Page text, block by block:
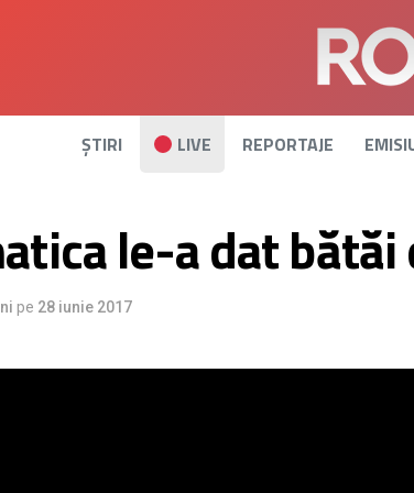
ȘTIRI LIVE REPORTAJE
le-a dat bătăi
pe 28 iunie 2017